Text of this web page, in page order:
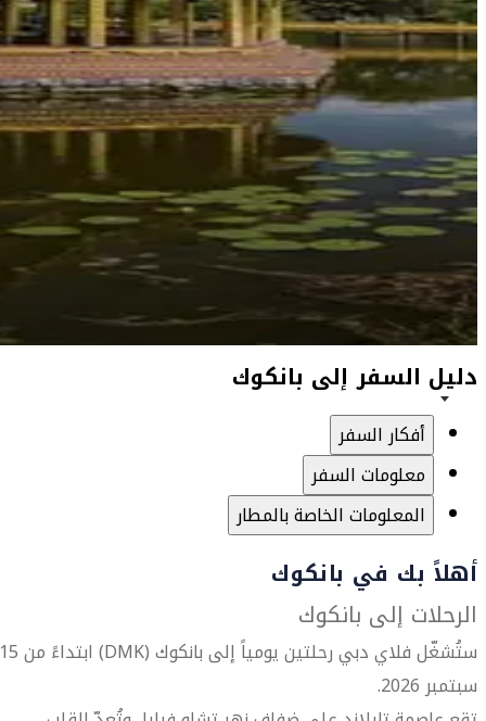
دليل السفر إلى بانكوك
أفكار السفر
معلومات السفر
المعلومات الخاصة بالمطار
أهلاً بك في بانكوك
الرحلات إلى بانكوك
ستُشغّل فلاي دبي رحلتين يومياً إلى بانكوك (DMK) ابتداءً من 15
سبتمبر 2026.